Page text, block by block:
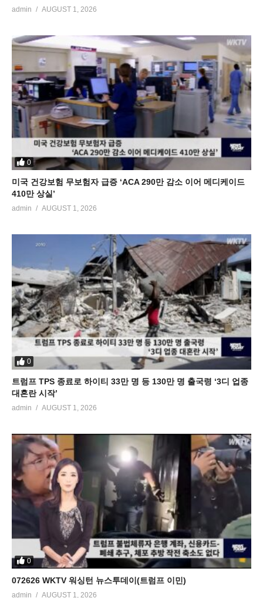
admin AUGUST 1, 2026
0
미국 건강보험 무보험자 급증 ‘ACA 290만 감소 이어 메디케이드
410만 상실’
admin AUGUST 1, 2026
0
트럼프 TPS 종료로 하이티 33만 명 등 130만 명 출국령 ‘3디 업종
대혼란 시작’
admin AUGUST 1, 2026
0
072626 WKTV 워싱턴 뉴스투데이(트럼프 이민)
admin AUGUST 1, 2026